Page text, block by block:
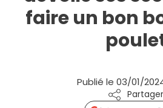
faire un bon
Publié le 03/01/
Partager